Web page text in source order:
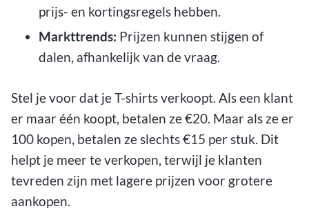
prijs- en kortingsregels hebben.
Markttrends: Prijzen kunnen stijgen of
dalen, afhankelijk van de vraag.
Stel je voor dat je T-shirts verkoopt. Als een klant
er maar één koopt, betalen ze €20. Maar als ze er
100 kopen, betalen ze slechts €15 per stuk. Dit
helpt je meer te verkopen, terwijl je klanten
tevreden zijn met lagere prijzen voor grotere
aankopen.